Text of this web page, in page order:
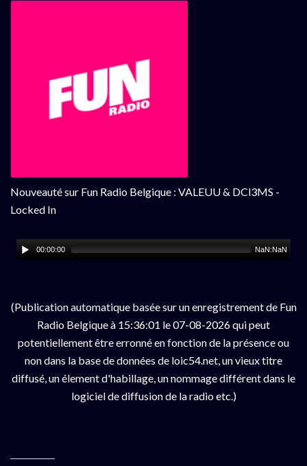
Nouveauté sur Fun Radio Belgique : VALEUU & DCl3MS -
Locked In
00:00:00 NaN:NaN
(Publication automatique basée sur un enregistrement de Fun
Radio Belgique à 15:36:01 le 07-08-2026 qui peut
potentiellement être erronné en fonction de la présence ou
non dans la base de données de loic54.net, un vieux titre
diffusé, un élement d'habillage, un nommage différent dans le
logiciel de diffusion de la radio etc.)